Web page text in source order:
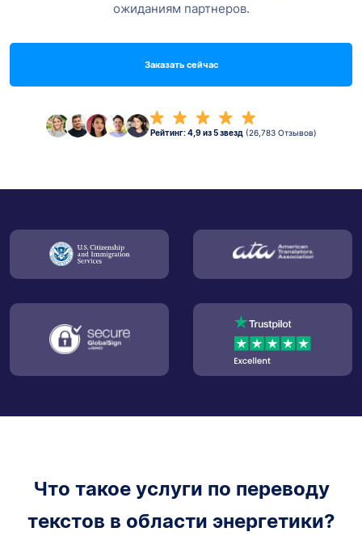
ожиданиям партнеров.
Заказать сейчас
Рейтинг: 4,9 из 5 звезд (26,783 Отзывов)
Что такое услуги по переводу
текстов в области энергетики?